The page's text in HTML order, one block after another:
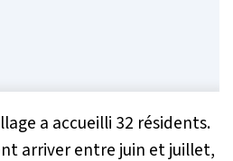
a accueilli 32 résidents.
arriver entre juin et juillet,